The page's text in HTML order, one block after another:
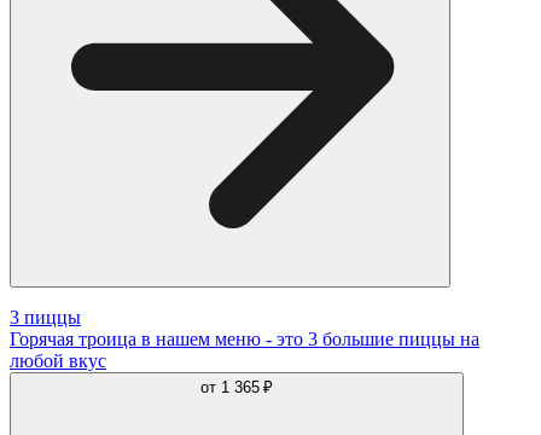
3 пиццы
Горячая троица в нашем меню - это 3 большие пиццы на
любой вкус
от 1 365 ₽